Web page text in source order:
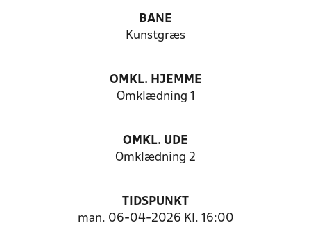
BANE
Kunstgræs
OMKL. HJEMME
Omklædning 1
OMKL. UDE
Omklædning 2
TIDSPUNKT
man. 06-04-2026 Kl. 16:00